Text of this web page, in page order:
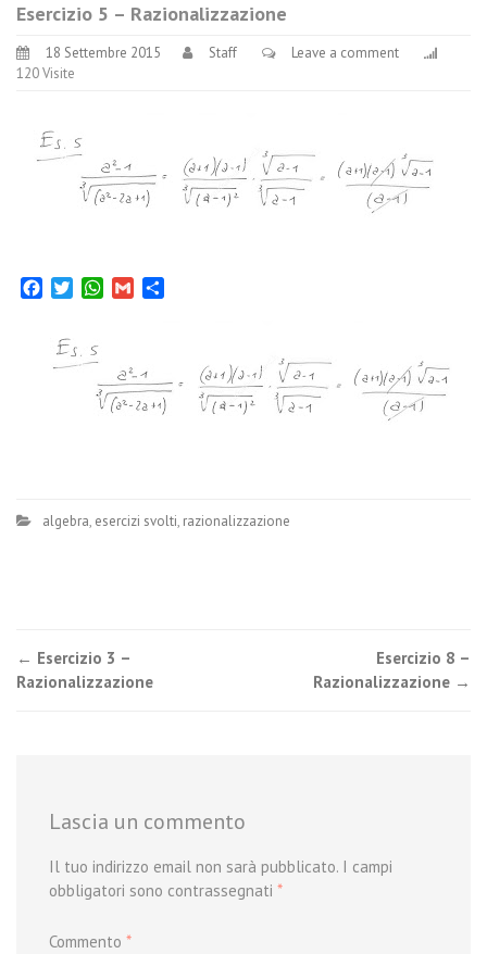
Esercizio 5 – Razionalizzazione
18 Settembre 2015 Staff
Leave a comment
120 Visite
FacebookTwitterWhatsApp
Gmail
algebra, esercizi svolti, razionalizzazione
Post
navigation
← Esercizio 3 –
Razionalizzazione
Esercizio 8 –
Razionalizzazione →
Lascia un commento
Il tuo indirizzo email non sarà pubblicato. I campi
obbligatori sono contrassegnati *
Commento *